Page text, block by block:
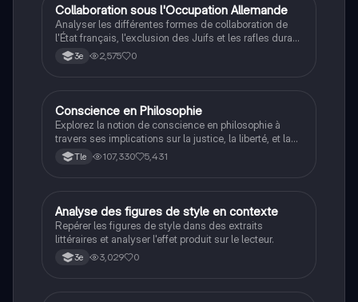
CHistoire
Collaboration sous l'Occupation Allemande
Analyser les différentes formes de collaboration de
l'État français, l'exclusion des Juifs et les rafles durant
la Seconde Guerre mondiale.
3e 2,575 0
Philosophie
Conscience en Philosophie
Explorez la notion de conscience en philosophie à
travers ses implications sur la justice, la liberté, et la
connaissance. Cette fiche de révision aborde les
débats philosophiques sur la conscience, le cogito, et
étudiants en philosophie cherchant à approfondir leur
compréhension des enjeux éthiques et existentiels.
Tle 107,330 5,431
AFrançais
Analyse des figures de style en contexte
Repérer les figures de style dans des extraits
littéraires et analyser l'effet produit sur le lecteur.
3e 3,029 0